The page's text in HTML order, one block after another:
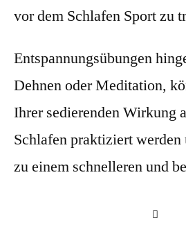
vor dem Schlafen Sport zu
Entspannungsübungen
Dehnen oder Meditation,
Ihrer sedierenden Wirkung
Schlafen praktiziert werden
zu einem schnelleren und